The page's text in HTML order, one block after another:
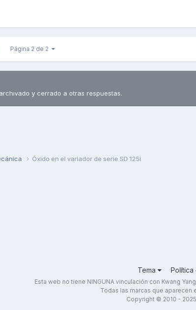
Página 2 de 2
y cerrado a otras respuestas.
Óxido en el variador de serie SD 125i
Tema
Esta web no tiene NINGUNA vinculación con Kwang
Todas las marcas que
Copyright © 2010 -